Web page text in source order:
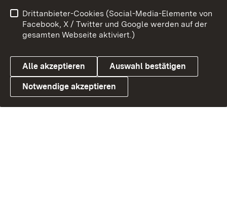
Link zum Landesportal
Drittanbieter-Cookies (Social-Media-Elemente von
Facebook, X / Twitter und Google werden auf der
gesamten Webseite aktiviert.)
Alle akzeptieren Auswahl bestätigen
Notwendige akzeptieren